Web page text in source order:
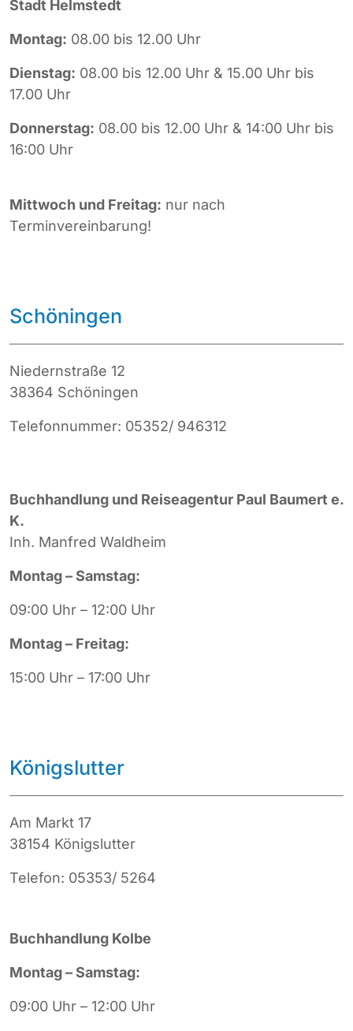
Stadt Helmstedt
Montag: 08.00 bis 12.00 Uhr
Dienstag: 08.00 bis 12.00 Uhr & 15.00 Uhr bis
17.00 Uhr
Donnerstag: 08.00 bis 12.00 Uhr & 14:00 Uhr bis
16:00 Uhr
Mittwoch und Freitag: nur nach
Terminvereinbarung!
Schöningen
Niedernstraße 12
38364 Schöningen
Telefonnummer: 05352/ 946312
Buchhandlung und Reiseagentur Paul Baumert e.
K.
Inh. Manfred Waldheim
Montag – Samstag:
09:00 Uhr – 12:00 Uhr
Montag – Freitag:
15:00 Uhr – 17:00 Uhr
Königslutter
Am Markt 17
38154 Königslutter
Telefon: 05353/ 5264
Buchhandlung Kolbe
Montag – Samstag:
09:00 Uhr – 12:00 Uhr